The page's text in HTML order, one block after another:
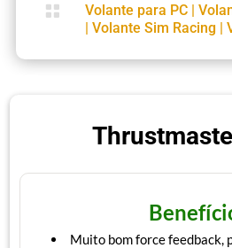
 Volante para PC |
| Volante Sim Racing |
Muito bom force feedback,